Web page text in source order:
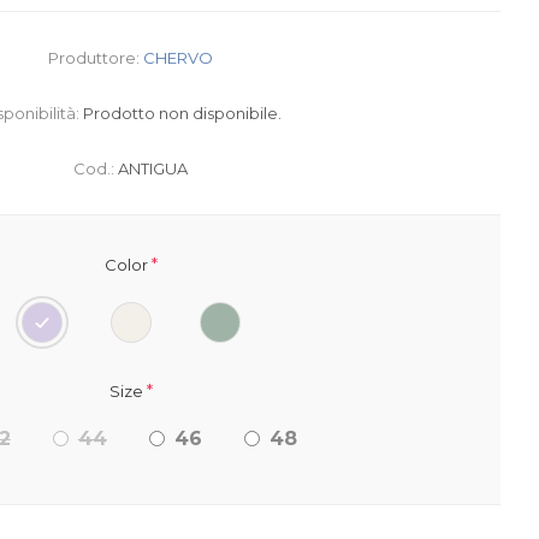
Produttore: CHERVO
Prodotto non disponibile.
Cod.: ANTIGUA
Color*
Size *
44 46 48